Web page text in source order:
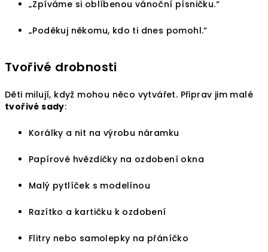
„Zpíváme si oblíbenou vánoční písničku.“
„Poděkuj někomu, kdo ti dnes pomohl.“
Tvořivé drobnosti
Děti milují, když mohou něco vytvářet. Připrav jim malé
tvořivé sady:
Korálky a nit na výrobu náramku
Papírové hvězdičky na ozdobení okna
Malý pytlíček s modelínou
Razítko a kartičku k ozdobení
Flitry nebo samolepky na přáníčko